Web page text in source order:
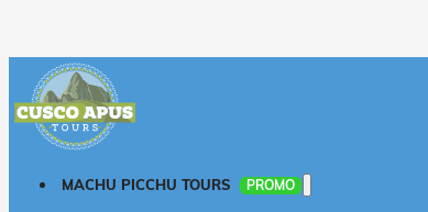
MACHU PICCHU TOURS PROMO